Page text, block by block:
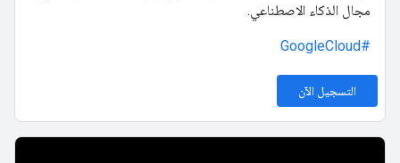
مجال الذكاء الاصطناعي.
#GoogleCloud
التسجيل الآن